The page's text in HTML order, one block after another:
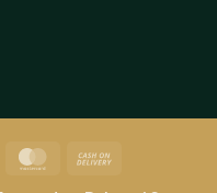
MasterCard